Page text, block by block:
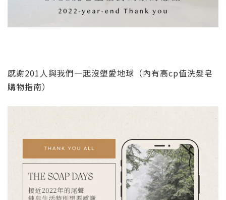
感謝201人與我們一起沒塑愛地球（內有高cp值洗髮皂
購物指南）